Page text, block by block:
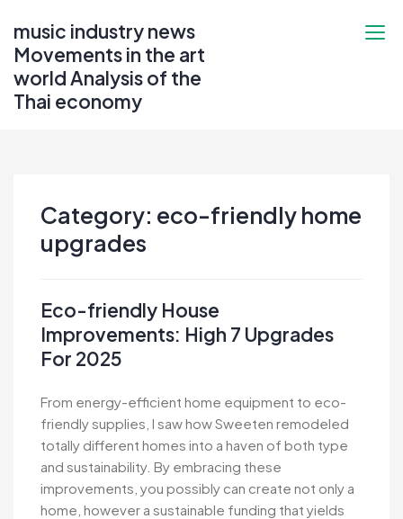
content
music industry news
Movements in the art
world Analysis of the
Thai economy
Category: eco-friendly home
upgrades
Eco-friendly House
Improvements: High 7 Upgrades
For 2025
From energy-efficient home equipment to eco-
friendly supplies, I saw how Sweeten remodeled
totally different homes into a haven of both type
and sustainability. By embracing these
improvements, you possibly can create not only a
home, however a sustainable funding that yields